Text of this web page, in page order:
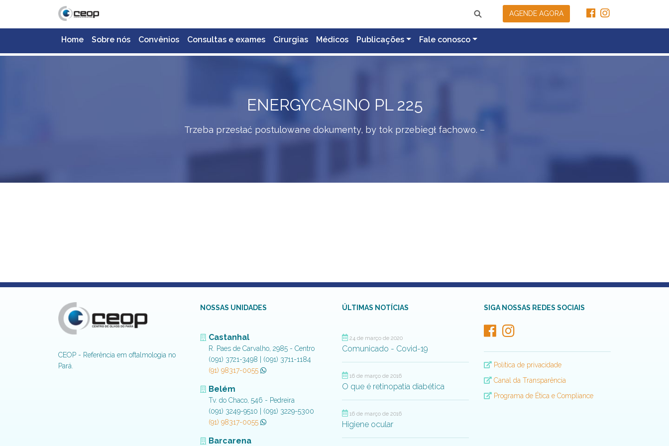
AGENDE AGORA
Home Sobre nós Convênios Consultas e exames Cirurgias Médicos Publicações Fale conosco
ENERGYCASINO PL 225
Trzeba przesłać postulowane dokumenty, by tok przebiegł fachowo. –
CEOP - Referência em oftalmologia no
Pará.
NOSSAS UNIDADES
Castanhal
R. Paes de Carvalho, 2985 - Centro
(091) 3721-3498 | (091) 3711-1184
(91) 98317-0055
Belém
Tv. do Chaco, 546 - Pedreira
(091) 3249-9510 | (091) 3229-5300
(91) 98317-0055
Barcarena
ÚLTIMAS NOTÍCIAS
24 de março de 2020
Comunicado - Covid-19
16 de março de 2016
O que é retinopatia diabética
16 de março de 2016
Higiene ocular
SIGA NOSSAS REDES SOCIAIS
Política de privacidade
Canal da Transparência
Programa de Ética e Compliance